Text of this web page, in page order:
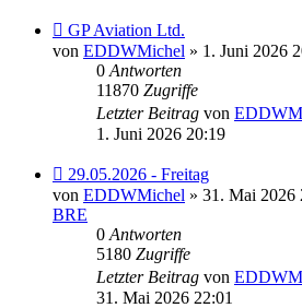
Neuer
Beitrag
GP Aviation Ltd.
von EDDWMichel » 1. Juni 2026
0 Antworten
11870 Zugriffe
Letzter Beitrag von
1. Juni 2026 20:19
Neuer
Beitrag
29.05.2026 - Freitag
von EDDWMichel » 31. Mai 2026
BRE
0 Antworten
5180 Zugriffe
Letzter Beitrag von
31. Mai 2026 22:01